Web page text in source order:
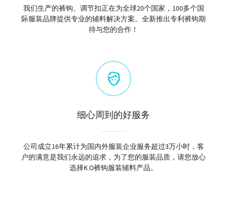
我们生产的裤钩、调节扣正在为全球20个国家，100多个国
际服装品牌提供专业的辅料解决方案。全新推出专利裤钩期
待与您的合作！
细心周到的好服务
公司成立16年累计为国内外服装企业服务超过3万小时，客
户的满意是我们永远的追求，为了您的服装品质，请您放心
选择K.O裤钩服装辅料产品。